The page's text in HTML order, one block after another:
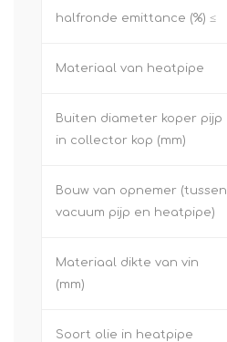
halfronde emittance (%) ≤
Materiaal van heatpipe
Buiten diameter koper pijp
in collector kop (mm)
Bouw van opnemer (tussen
vacuum pijp en heatpipe)
Materiaal dikte van vin
(mm)
Soort olie in heatpipe